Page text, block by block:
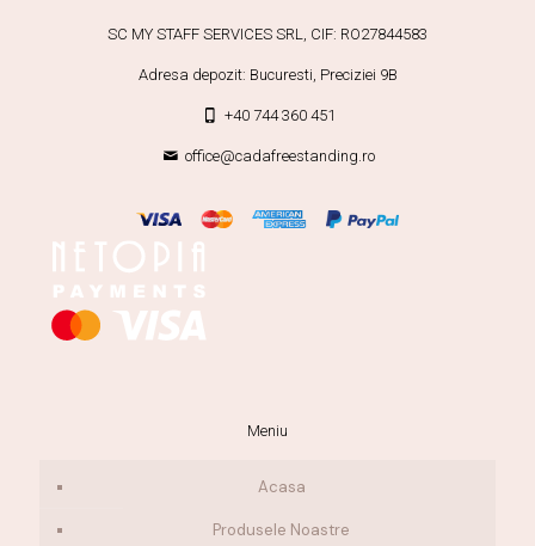
SC MY STAFF SERVICES SRL, CIF: RO27844583
Adresa depozit: Bucuresti, Preciziei 9B
+40 744 360 451
office@cadafreestanding.ro
Meniu
Acasa
Produsele Noastre